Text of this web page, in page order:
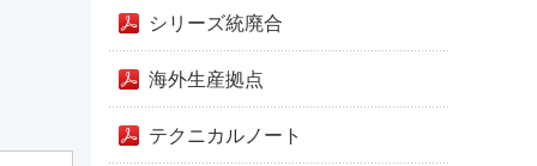
シリーズ統廃合
海外生産拠点
テクニカルノート